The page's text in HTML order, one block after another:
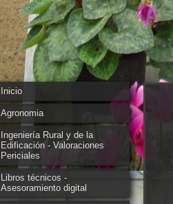
Inicio
Agronomia
Ingeniería Rural y de la
Edificación - Valoraciones
Periciales
Libros técnicos -
Asesoramiento digital